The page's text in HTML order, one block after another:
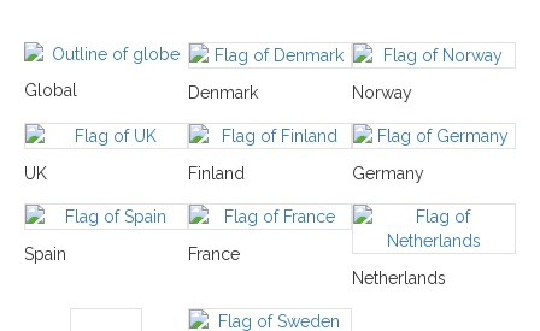
Global Denmark Norway
UK Finland Germany
Spain
France
Netherlands